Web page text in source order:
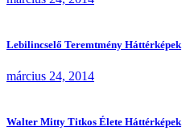
Lebilincselő Teremtmény Háttérképek
március 24, 2014
Walter Mitty Titkos Élete Háttérképek